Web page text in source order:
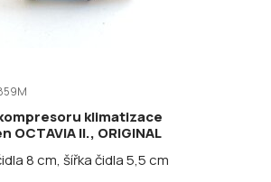
klimatizace
OCTAVIA II., ORIGINAL
8 cm, šířka čidla 5,5 cm